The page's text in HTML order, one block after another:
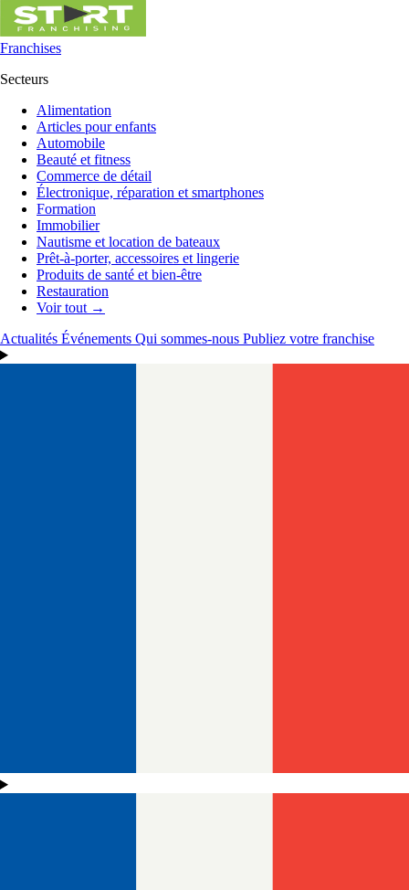
Franchises
Secteurs
Alimentation
Articles pour enfants
Automobile
Beauté et fitness
Commerce de détail
Électronique, réparation et smartphones
Formation
Immobilier
Nautisme et location de bateaux
Prêt-à-porter, accessoires et lingerie
Produits de santé et bien-être
Restauration
Voir tout →
Actualités Événements Qui sommes-nous Publiez votre franchise